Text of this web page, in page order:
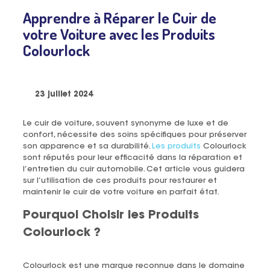
Apprendre à Réparer le Cuir de
votre Voiture avec les Produits
Colourlock
23 juillet 2024
Le cuir de voiture, souvent synonyme de luxe et de
confort, nécessite des soins spécifiques pour préserver
son apparence et sa durabilité. Les produits Colourlock
sont réputés pour leur efficacité dans la réparation et
l’entretien du cuir automobile. Cet article vous guidera
sur l’utilisation de ces produits pour restaurer et
maintenir le cuir de votre voiture en parfait état.
Pourquoi Choisir les Produits
Colourlock?
Colourlock est une marque reconnue dans le domaine